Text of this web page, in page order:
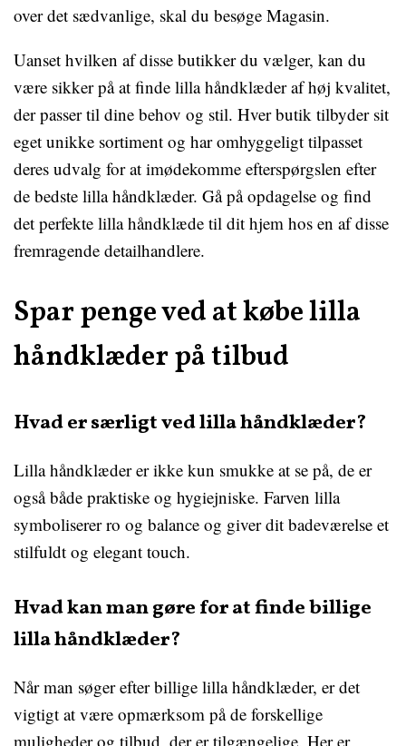
over det sædvanlige, skal du besøge Magasin.
Uanset hvilken af ​​disse butikker du vælger, kan du
være sikker på at finde lilla håndklæder af høj kvalitet,
der passer til dine behov og stil. Hver butik tilbyder sit
eget unikke sortiment og har omhyggeligt tilpasset
deres udvalg for at imødekomme efterspørgslen efter
de bedste lilla håndklæder. Gå på opdagelse og find
det perfekte lilla håndklæde til dit hjem hos en af ​​disse
fremragende detailhandlere.
Spar penge ved at købe lilla
håndklæder på tilbud
Hvad er særligt ved lilla håndklæder?
Lilla håndklæder er ikke kun smukke at se på, de er
også både praktiske og hygiejniske. Farven lilla
symboliserer ro og balance og giver dit badeværelse et
stilfuldt og elegant touch.
Hvad kan man gøre for at finde billige
lilla håndklæder?
Når man søger efter billige lilla håndklæder, er det
vigtigt at være opmærksom på de forskellige
muligheder og tilbud, der er tilgængelige. Her er